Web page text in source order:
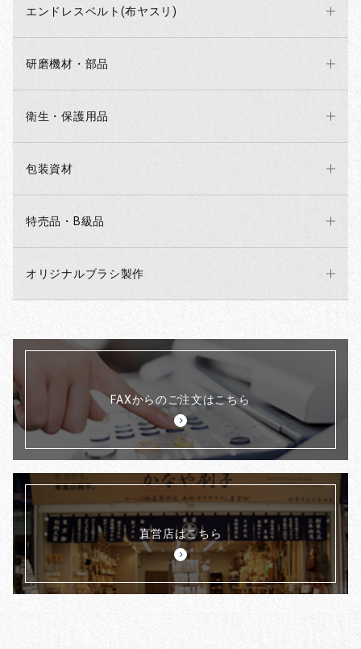
エンドレスベルト(布ヤスリ)
研磨機材・部品
衛生・保護用品
包装資材
特売品・B級品
オリジナルブラシ製作
FAXからのご注文はこちら
直営店はこちら